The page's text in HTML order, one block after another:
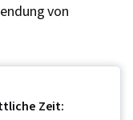
von
Zeit: